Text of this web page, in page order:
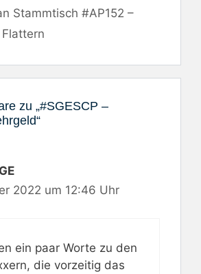
Stammtisch #AP152 –
zu „#SGESCP –
2022 um 12:46 Uhr
ein paar Worte zu den
die vorzeitig das